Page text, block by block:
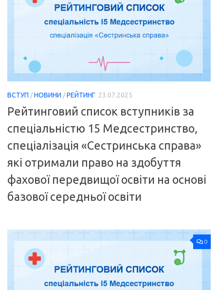
ВСТУП /НОВИНИ /РЕЙТИНГ 23.07.2025
Рейтинговий список вступників за
спеціальністю 15 Медсестринство,
спеціалізація «Сестринська справа»
які отримали право на здобуття
фахової передвищої освіти на основі
базової середньої освіти
0